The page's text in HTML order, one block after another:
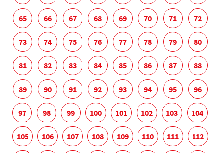
65 66 67 68 69 70 71 72
73 74 75 76 77 78 79 80
81 82 83 84 85 86 87 88
89 90 91 92 93 94 95 96
97 98 99 100 101 102 103 104
105 106 107 108 109 110 111 112